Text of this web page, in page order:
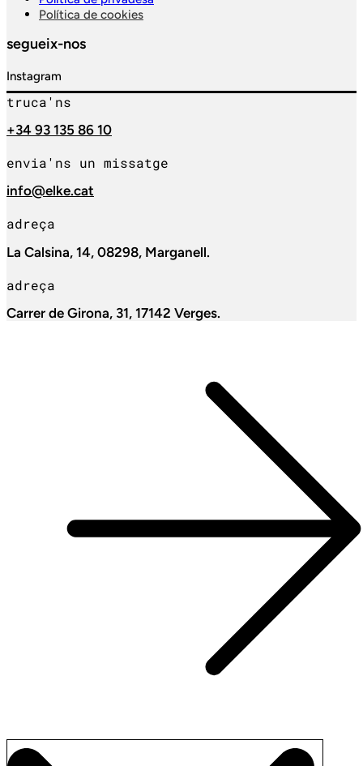
Política de cookies
segueix-nos
Instagram
truca'ns
+34 93 135 86 10
envia'ns un missatge
info@elke.cat
adreça
La Calsina, 14, 08298, Marganell.
adreça
Carrer de Girona, 31, 17142 Verges.